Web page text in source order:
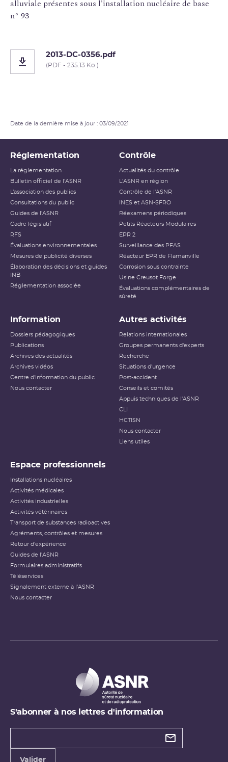
alluviale présentes sous l'installation nucléaire de base
n° 93
2013-DC-0356.pdf
(PDF - 235.13 Ko )
Date de la dernière mise à jour : 03/09/2021
Réglementation
La réglementation
Bulletin officiel de l'ASNR
L’association des publics
Consultations du public
Guides de l'ASNR
Cadre législatif
RFS
Évaluations environnementales
Mesures de publicité diverses
Élaboration des décisions et guides
INB
Réglementation associée
Contrôle
Actualités du contrôle
L'ASNR en région
Contrôle de l'ASNR
INES et ASN-SFRO
Réexamens périodiques
Petits Réacteurs Modulaires
EPR 2
Surveillance des PFAS
Réacteur EPR de Flamanville
Corrosion sous contrainte
Usine Creusot Forge
Évaluations complémentaires de
sûreté
Information
Dossiers pédagogiques
Publications
Archives des actualités
Archives vidéos
Centre d'information du public
Nous contacter
Autres activités
Relations internationales
Groupes permanents d'experts
Recherche
Situations d'urgence
Post-accident
Conseils et comités
Appuis techniques de l'ASNR
CLI
HCTISN
Nous contacter
Liens utiles
Espace professionnels
Installations nucléaires
Activités médicales
Activités industrielles
Activités vétérinaires
Transport de substances radioactives
Agréments, contrôles et mesures
Retour d'expérience
Guides de l'ASNR
Formulaires administratifs
Téléservices
Signalement externe à l'ASNR
Nous contacter
S'abonner à nos lettres d'information
Types de
Valider